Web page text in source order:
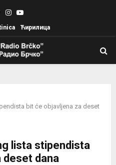
TwitterInstagram
Youtube
Ћирилица
bit će objavljena za deset
lista stipendista
deset dana